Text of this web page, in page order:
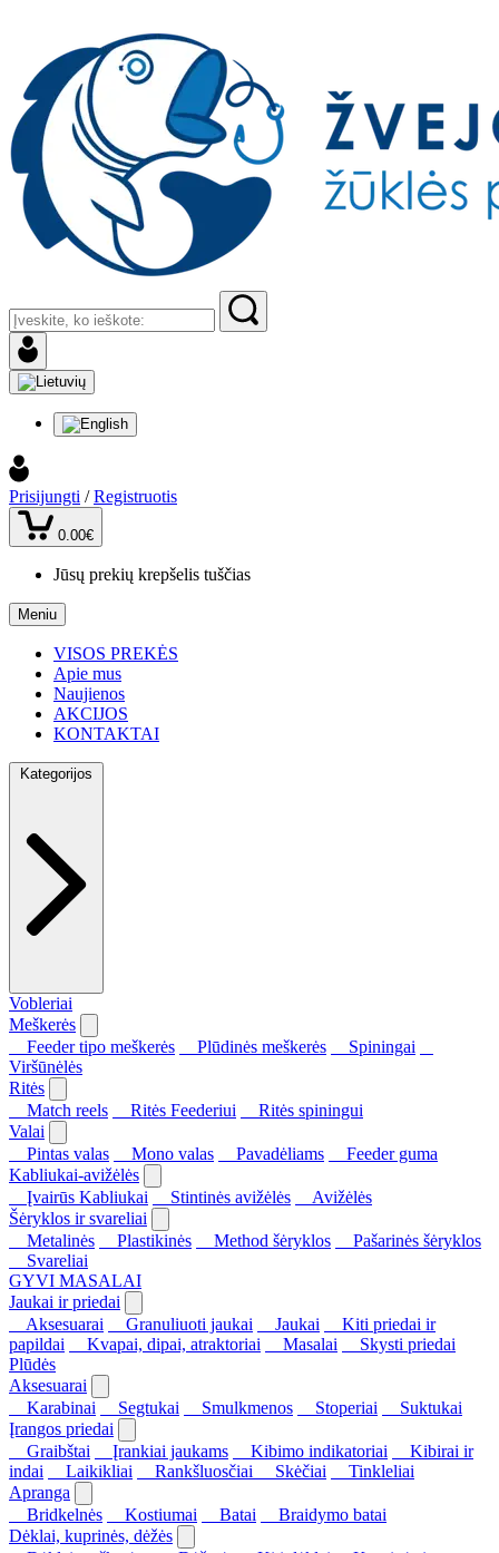
Prisijungti / Registruotis
0.00€
Jūsų prekių krepšelis tuščias
Meniu
VISOS PREKĖS
Apie mus
Naujienos
AKCIJOS
KONTAKTAI
Kategorijos
Vobleriai
Meškerės
Feeder tipo meškerės
Plūdinės meškerės
Spiningai
Viršūnėlės
Ritės
Match reels
Ritės Feederiui
Ritės spiningui
Valai
Pintas valas
Mono valas Pavadėliams
Feeder guma
Kabliukai-avižėlės
Įvairūs Kabliukai
Stintinės avižėlės
Avižėlės
Šėryklos ir svareliai
Metalinės
Plastikinės Method šėryklos
Pašarinės šėryklos
Svareliai
GYVI MASALAI
Jaukai ir priedai
Aksesuarai
Granuliuoti jaukai Jaukai
Kiti priedai ir
papildai
Kvapai, dipai, atraktoriai Masalai
Skysti priedai
Plūdės
Aksesuarai
Karabinai
Segtukai Smulkmenos Stoperiai
Suktukai
Įrangos priedai
Graibštai
Įrankiai jaukams Kibimo indikatoriai
Kibirai ir
indai
Laikikliai Rankšluosčiai Skėčiai
Tinkleliai
Apranga
Bridkelnės
Kostiumai Batai
Braidymo batai
Dėklai, kuprinės, dėžės